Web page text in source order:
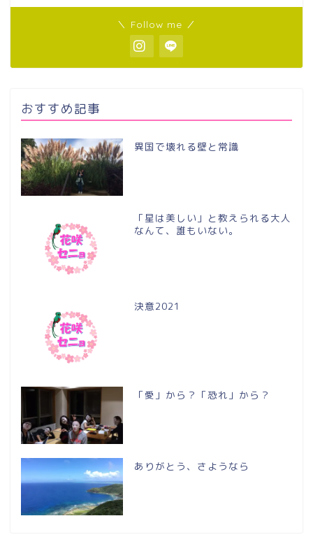
＼ Follow me ／
おすすめ記事
異国で壊れる壁と常識
「星は美しい」と教えられる大人
なんて、誰もいない。
決意2021
「愛」から？「恐れ」から？
ありがとう、さようなら